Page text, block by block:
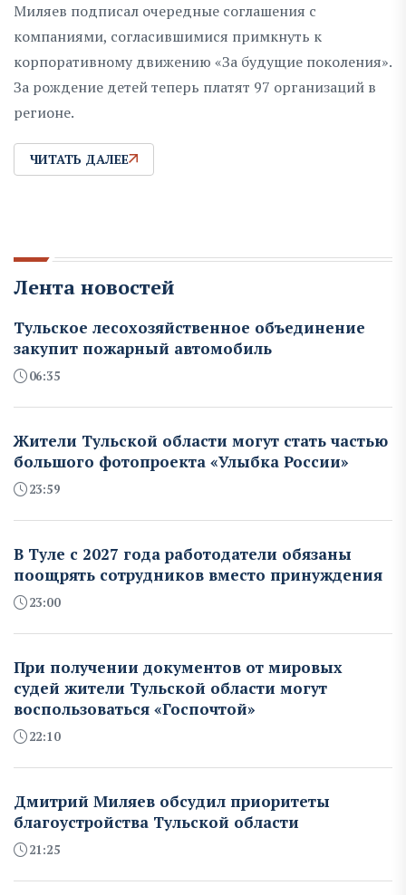
Миляев подписал очередные соглашения с
компаниями, согласившимися примкнуть к
корпоративному движению «За будущие поколения».
За рождение детей теперь платят 97 организаций в
регионе.
ЧИТАТЬ ДАЛЕЕ
Лента новостей
Тульское лесохозяйственное объединение
закупит пожарный автомобиль
06:35
Жители Тульской области могут стать частью
большого фотопроекта «Улыбка России»
23:59
В Туле с 2027 года работодатели обязаны
поощрять сотрудников вместо принуждения
23:00
При получении документов от мировых
судей жители Тульской области могут
воспользоваться «Госпочтой»
22:10
Дмитрий Миляев обсудил приоритеты
благоустройства Тульской области
21:25